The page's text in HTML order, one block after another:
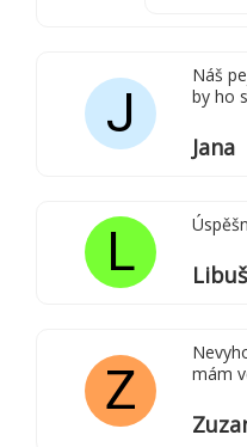
J
Náš
by ho
Jana
L
Z
mám